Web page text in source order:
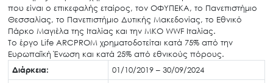
Έργα
Εισιτήρια
Επικοινωνία
που είναι ο επικεφαλής εταίρος, τον ΟΦΥΠΕΚΑ, το Πανεπιστήμιο
Θεσσαλίας, το Πανεπιστήμιο Δυτικής Μακεδονίας, το Εθνικό
Πάρκο Μαγιέλα της Ιταλίας και την ΜΚΟ WWF Ιταλίας.
Το έργο Life ARCPROM χρηματοδοτείται κατά 75% από την
Ευρωπαϊκή Ένωση και κατά 25% από εθνικούς πόρους.
Διάρκεια:
01/10/2019 – 30/09/2024